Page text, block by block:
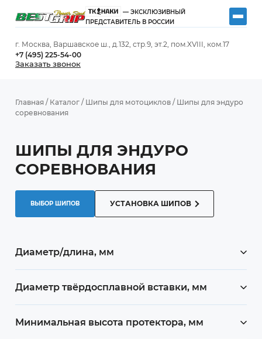
— ЭКСКЛЮЗИВНЫЙ
ПРЕДСТАВИТЕЛЬ В РОССИИ
г. Москва, Варшавское ш., д.132, стр.9, эт.2, пом.XVIII, ком.17
+7 (495) 225-54-00
Заказать звонок
Главная / Каталог / Шипы для мотоциклов / Шипы для эндуро
соревнования
ШИПЫ ДЛЯ ЭНДУРО
СОРЕВНОВАНИЯ
ВЫБОР ШИПОВ УСТАНОВКА ШИПОВ
Диаметр/длина, мм
Диаметр твёрдосплавной вставки, мм
Минимальная высота протектора, мм